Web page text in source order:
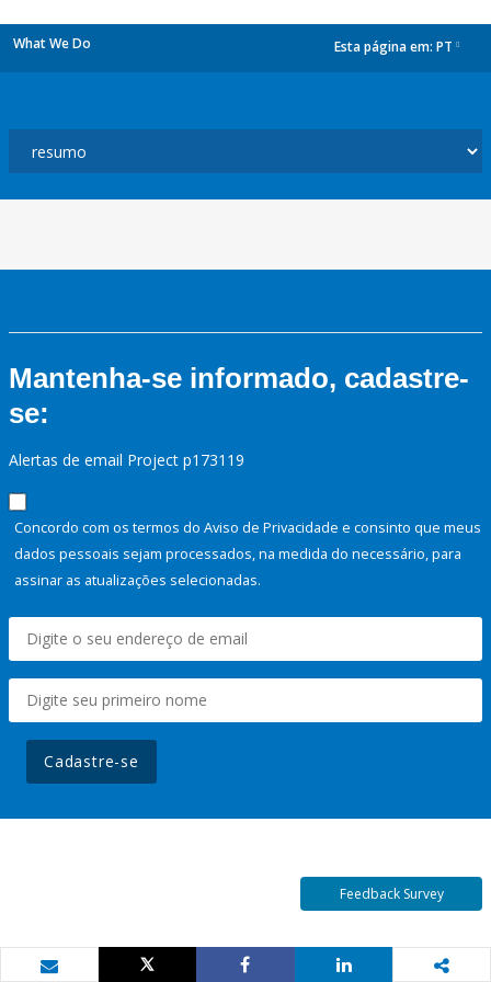
What We Do Esta página em: PT
Mantenha-se informado, cadastre-
se:
Alertas de email Project p173119
Concordo com os termos do Aviso de Privacidade e consinto que meus
dados pessoais sejam processados, na medida do necessário, para
assinar as atualizações selecionadas.
Cadastre-se
Feedback Survey